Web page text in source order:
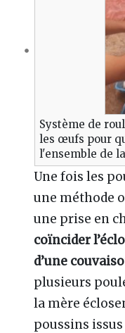
Système de
les œufs pour
l'ensemble de
Une fois les
une méthode
une prise en
coïncider
d’une
plusieurs
la mère
poussins